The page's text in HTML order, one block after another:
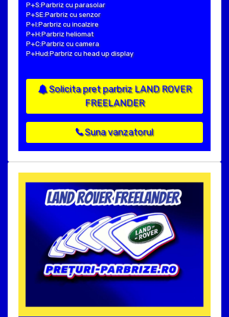
P+S:Parbriz cu parasolar
P+SE:Parbriz cu senzor
P+I:Parbriz cu incalzire
P+H:Parbriz heliomat
P+C:Parbriz cu camera
P+Hud:Parbriz cu head up display
Solicita pret parbriz LAND ROVER
FREELANDER
Suna vanzatorul